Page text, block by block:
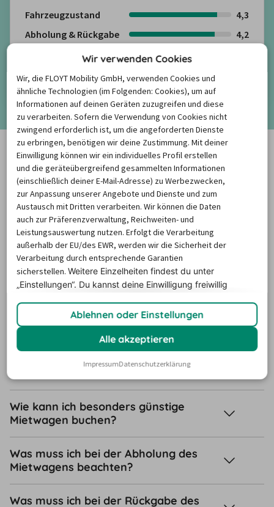
Fahrzeugzustand
4,3
Abholung & Rückgabe
4,2
Freundlichkeit
Kundenbewertungen anzeigen
Mehr anzeigen
Häufige Fragen rund um die
Mietwagenbuchung
Wie finde ich die besten
Mietwagenpreise?
Kann ich einen Mietwagen als
Langzeitmiete buchen?
Wo kann ich ein Mietfahrzeug buchen?
Welche Versicherungen benötige ich
Wie kann ich besonders günstige
Mietwagen buchen?
Was muss ich bei der Abholung des
Mietwagens beachten?
Was muss ich bei der Rückgabe des
Wir verwenden Cookies
Wir, die FLOYT Mobility GmbH, verwenden Cookies und
ähnliche Technologien (im Folgenden: Cookies), um auf
Informationen auf deinen Geräten zuzugreifen und diese
zu verarbeiten. Sofern die Verwendung von Cookies nicht
zwingend erforderlich ist, um die angeforderten Dienste
zu erbringen, benötigen wir deine Zustimmung. Mit deiner
Einwilligung können wir ein individuelles Profil erstellen
und die geräteübergreifend gesammelten Informationen
(einschließlich deiner E-Mail-Adresse) zu Werbezwecken,
zur Anpassung unserer Angebote und Dienste und zum
Austausch mit Dritten verarbeiten. Wir können die Daten
auch zur Präferenzverwaltung, Reichweiten- und
Leistungsauswertung nutzen. Erfolgt die Verarbeitung
außerhalb der EU/des EWR, werden wir die Sicherheit der
Verarbeitung durch entsprechende Garantien
sicherstellen.Weitere Einzelheiten findest du unter
„Einstellungen“. Du kannst deine Einwilligung freiwillig
Ablehnen oder Einstellungen
Alle akzeptieren
ImpressumDatenschutzerklärung